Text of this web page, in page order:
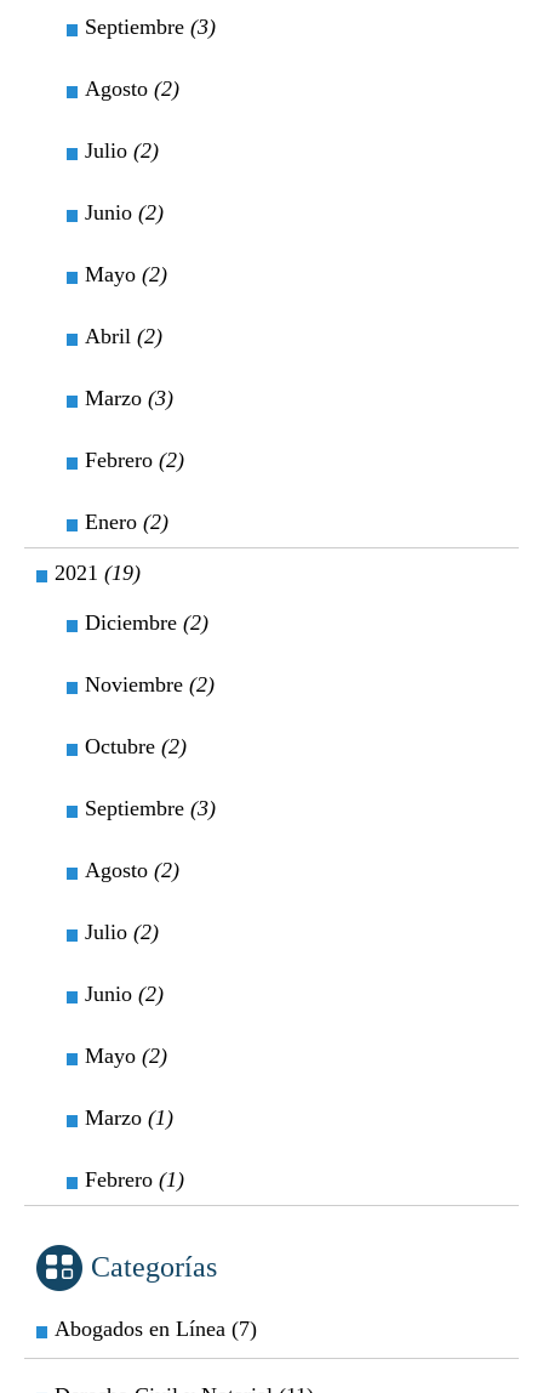
Septiembre (3)
Agosto (2)
Julio (2)
Junio (2)
Mayo (2)
Abril (2)
Marzo (3)
Febrero (2)
Enero (2)
2021 (19)
Diciembre (2)
Noviembre (2)
Octubre (2)
Septiembre (3)
Agosto (2)
Julio (2)
Junio (2)
Mayo (2)
Marzo (1)
Febrero (1)
Categorías
Abogados en Línea (7)